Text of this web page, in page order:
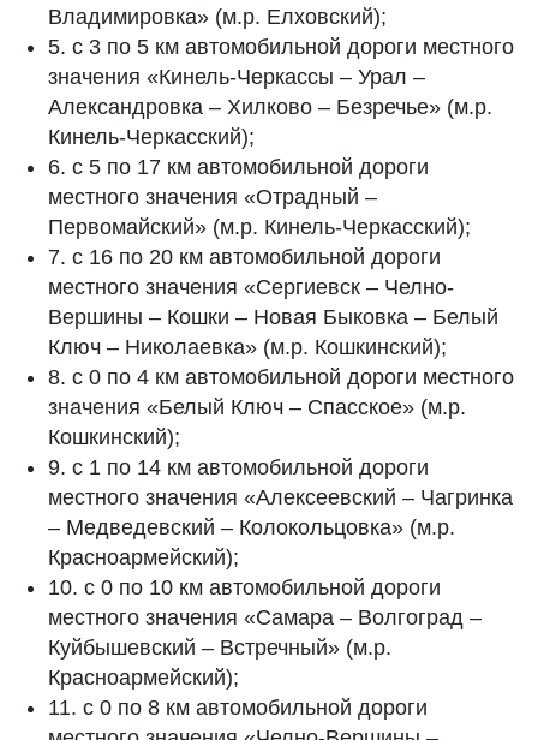
Владимировка» (м.р. Елховский);
5. с 3 по 5 км автомобильной дороги местного
значения «Кинель-Черкассы – Урал –
Александровка – Хилково – Безречье» (м.р.
Кинель-Черкасский);
6. с 5 по 17 км автомобильной дороги
местного значения «Отрадный –
Первомайский» (м.р. Кинель-Черкасский);
7. с 16 по 20 км автомобильной дороги
местного значения «Сергиевск – Челно-
Вершины – Кошки – Новая Быковка – Белый
Ключ – Николаевка» (м.р. Кошкинский);
8. с 0 по 4 км автомобильной дороги местного
значения «Белый Ключ – Спасское» (м.р.
Кошкинский);
9. с 1 по 14 км автомобильной дороги
местного значения «Алексеевский – Чагринка
– Медведевский – Колокольцовка» (м.р.
Красноармейский);
10. с 0 по 10 км автомобильной дороги
местного значения «Самара – Волгоград –
Куйбышевский – Встречный» (м.р.
Красноармейский);
11. с 0 по 8 км автомобильной дороги